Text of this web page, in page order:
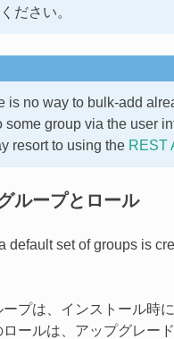
ださい。
is no way to bulk-add
some group via the user
resort to using the REST
ループとロール
default set of groups is
プは、インストール時
ロールは、アップグレー